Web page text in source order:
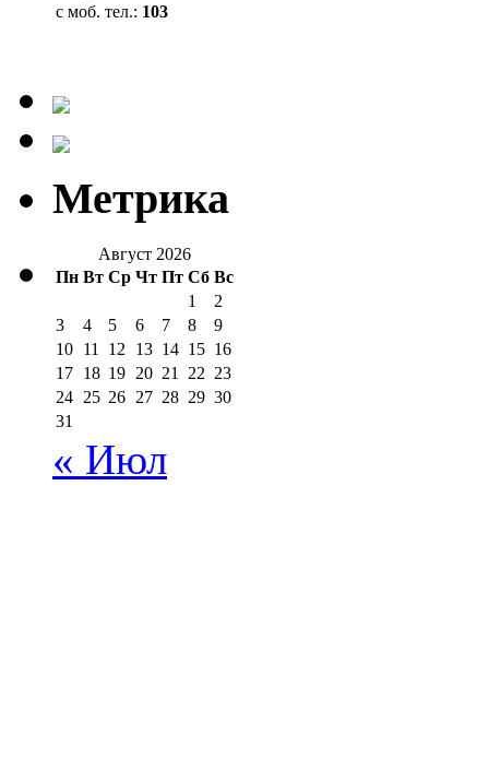
с моб. тел.: 103
Метрика
Август 2026
Пн Вт Ср Чт Пт Сб Вс
1
2
3
4 5 6 7 8
9
10 11 12 13 14 15 16
17 18 19 20 21 22 23
24 25 26 27 28 29 30
31
« Июл